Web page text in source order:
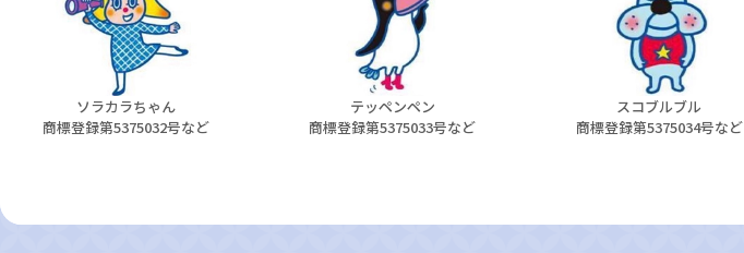
ソラカラちゃん
商標登録第5375032号など
テッペンペン
商標登録第5375033号など
スコブルブル
商標登録第5375034号など